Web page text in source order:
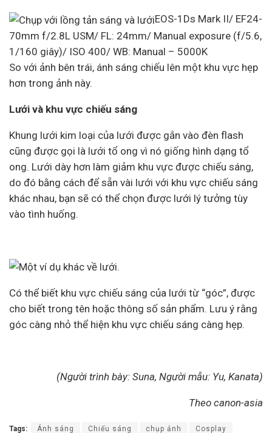
EOS-1Ds Mark II/ EF24-
70mm f/2.8L USM/ FL: 24mm/ Manual exposure (f/5.6,
1/160 giây)/ ISO 400/ WB: Manual – 5000K
So với ảnh bên trái, ánh sáng chiếu lên một khu vực hẹp
hơn trong ảnh này.
Lưới và khu vực chiếu sáng
Khung lưới kim loại của lưới được gắn vào đèn flash
cũng được gọi là lưới tổ ong vì nó giống hình dạng tổ
ong. Lưới dày hơn làm giảm khu vực được chiếu sáng,
do đó bằng cách để sẵn vài lưới với khu vực chiếu sáng
khác nhau, bạn sẽ có thể chọn được lưới lý tưởng tùy
vào tình huống.
Có thể biết khu vực chiếu sáng của lưới từ “góc”, được
cho biết trong tên hoặc thông số sản phẩm. Lưu ý rằng
góc càng nhỏ thể hiện khu vực chiếu sáng càng hẹp.
(Người trình bày: Suna, Người mẫu: Yu, Kanata)
Theo canon-asia
Tags: Ánh sáng Chiếu sáng chụp ảnh Cosplay